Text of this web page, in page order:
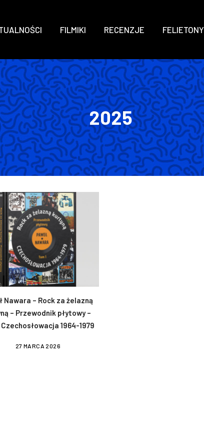
FILMIKI RECENZJE FELIETONY
2025
Nawara – Rock za żelazną
– Przewodnik płytowy –
Czechosłowacja 1964-1979
27 MARCA 2026